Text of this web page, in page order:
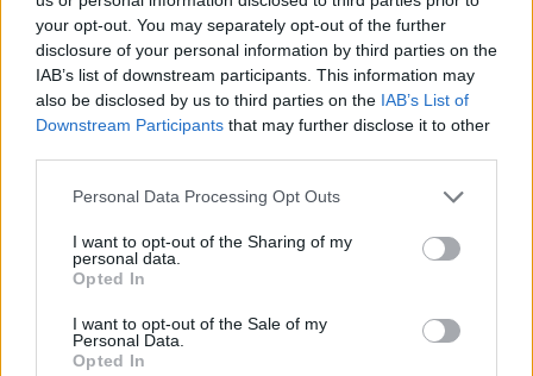
your opt-out. You may separately opt-out of the further
disclosure of your personal information by third parties on the
IAB’s list of downstream participants. This information may
also be disclosed by us to third parties on the IAB’s List of
Downstream Participants that may further disclose it to other
Personal Data Processing Opt Outs
I want to opt-out of the Sharing of my
personal data.
Opted In
I want to opt-out of the Sale of my
Personal Data.
Opted In
A hazai turizmusban egyre népszerűbbek a
természetközeli, mégis kényelmes szállásformák,
különösen a glamping és a jurta szállások,
amelyek a Covid-járvány után jelentős
fellendülést éltek át - számolt be a Pénzcentrum.
Property Investment Forum 2026A hazai ingatlanpiac
alkalommal!Információ és jelentkezésA luxuskempingezés
koncepciója nem újkeletű, de hazánkban az utóbbi tíz
bevezetett utazási korlátozások felerősítették az igényt az
elkülönült, privát használatú...